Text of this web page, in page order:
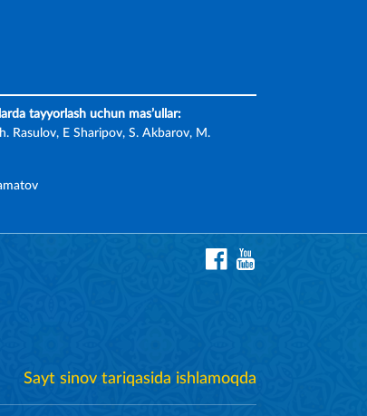
tayyorlash uchun mas’ullar:
Rasulov, E Sharipov, S. Akbarov, M.
Sayt sinov tariqasida ishlamoqda